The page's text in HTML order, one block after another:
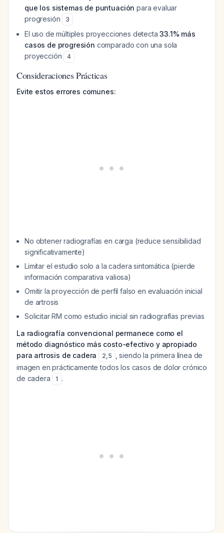
que los sistemas de puntuación para evaluar
progresión
3
El uso de múltiples proyecciones detecta33.1% más
casos de progresión comparado con una sola
proyección
4
Consideraciones Prácticas
Evite estos errores comunes:
No obtener radiografías en carga (reduce sensibilidad
significativamente)
Limitar el estudio solo a la cadera sintomática (pierde
información comparativa valiosa)
Omitir la proyección de perfil falso en evaluación inicial
de artrosis
Solicitar RM como estudio inicial sin radiografías previas
La radiografía convencional permanece como el
método diagnóstico más costo-efectivo y apropiado
para artrosis de cadera
2,5
, siendo la primera línea de
imagen en prácticamente todos los casos de dolor crónico
de cadera
1 .